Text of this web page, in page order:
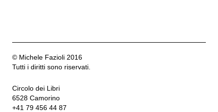
© Michele Fazioli 2016
Tutti i diritti sono riservati.
Circolo dei Libri
6528 Camorino
+41 79 456 44 87